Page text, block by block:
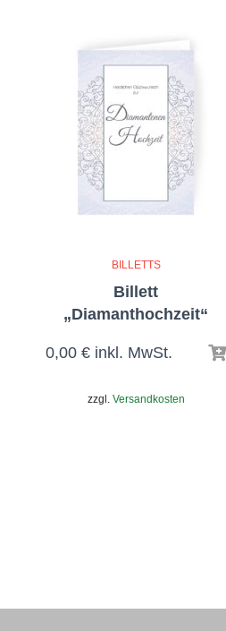
BILLETTS
Billett
„Diamanthochzeit“
0,00 € inkl. MwSt.
zzgl. Versandkosten